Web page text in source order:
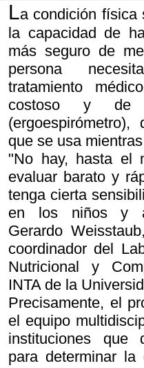
La condición física
la capacidad de
más seguro de
persona
tratamiento
costoso y de
que se usa
"No hay, hasta el
evaluar barato y
tenga cierta
en los niños y
Gerardo
coordinador del
Nutricional y
INTA de la
Precisamente, el
el equipo
instituciones que
para determinar